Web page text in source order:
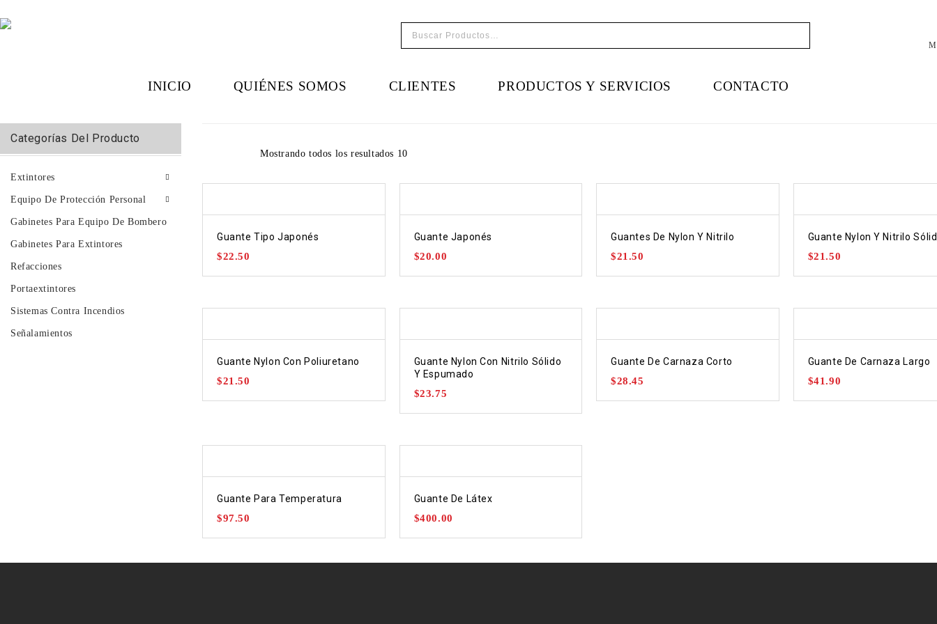
INICIO QUIÉNES SOMOS CLIENTES PRODUCTOS Y SERVICIOS CONTACTO
Mostrando todos los resultados 10
Guante Tipo Japonés
$22.50
Guante Japonés
$20.00
Guantes De Nylon Y Nitrilo
$21.50
Guante Nylon Y Nitrilo
$21.50
Guante Nylon Con Poliuretano
$21.50
Guante Nylon Con Nitrilo Sólido
Y Espumado
$23.75
Guante De Carnaza Corto
$28.45
Guante De Carnaza Largo
$41.90
Guante Para Temperatura
$97.50
Guante De Látex
$400.00
Categorías Del Producto
Extintores
Equipo De Protección Personal
Gabinetes Para Equipo De Bombero
Gabinetes Para Extintores
Refacciones
Portaextintores
Sistemas Contra Incendios
Señalamientos